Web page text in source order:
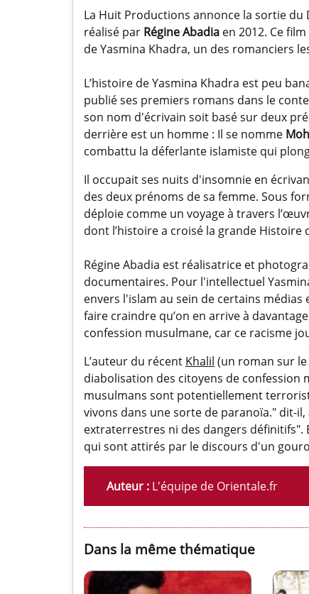
La Huit Productions annonce la sortie du
réalisé par Régine Abadia en 2012. Ce
de Yasmina Khadra, un des romanciers
L’histoire de Yasmina Khadra est peu
publié ses premiers romans dans le
son nom d'écrivain soit basé sur deux
derrière est un homme : Il se nomme
combattu la déferlante islamiste qui
Il occupait ses nuits d'insomnie en
des deux prénoms de sa femme. Sous
déploie comme un voyage à travers
dont l’histoire a croisé la grande Histoire
Régine Abadia est réalisatrice et
documentaires. Pour l'intellectuel
envers l'islam au sein de certains
faire craindre qu’on en arrive à
confession musulmane, car ce racisme
L’auteur du récent Khalil (un roman sur
diabolisation des citoyens de confession
musulmans sont potentiellement
vivons dans une sorte de paranoïa." dit-
extraterrestres ni des dangers définitifs".
qui sont attirés par le discours d'un
Auteur : L'équipe de Orientale.fr
Dans la même thématique